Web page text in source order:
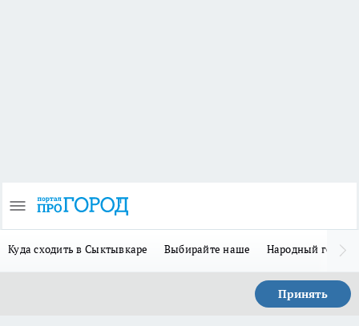
Куда сходить в Сыктывкаре Выбирайте наше Народный герой-
Принять